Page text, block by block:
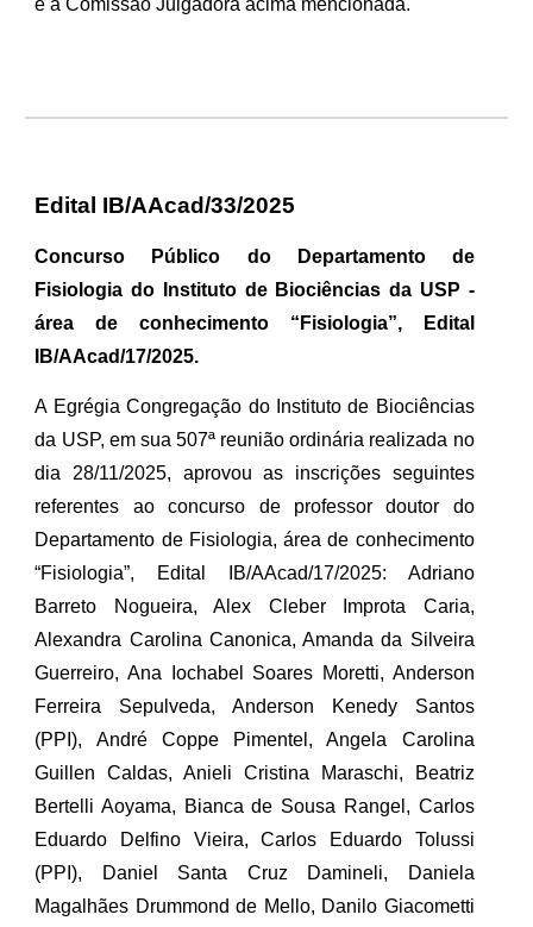
Edital IB/AAcad/33/2025
Concurso Público do Departamento de
Fisiologia do Instituto de Biociências da USP -
área de conhecimento “Fisiologia”, Edital
IB/AAcad/17/2025.
A Egrégia Congregação do Instituto de Biociências
da USP, em sua 507ª reunião ordinária realizada no
dia 28/11/2025, aprovou as inscrições seguintes
referentes ao concurso de professor doutor do
Departamento de Fisiologia, área de conhecimento
“Fisiologia”, Edital IB/AAcad/17/2025: Adriano
Barreto Nogueira, Alex Cleber Improta Caria,
Alexandra Carolina Canonica, Amanda da Silveira
Guerreiro, Ana Iochabel Soares Moretti, Anderson
Ferreira Sepulveda, Anderson Kenedy Santos
(PPI), André Coppe Pimentel, Angela Carolina
Guillen Caldas, Anieli Cristina Maraschi, Beatriz
Bertelli Aoyama, Bianca de Sousa Rangel, Carlos
Eduardo Delfino Vieira, Carlos Eduardo Tolussi
(PPI), Daniel Santa Cruz Damineli, Daniela
Magalhães Drummond de Mello, Danilo Giacometti